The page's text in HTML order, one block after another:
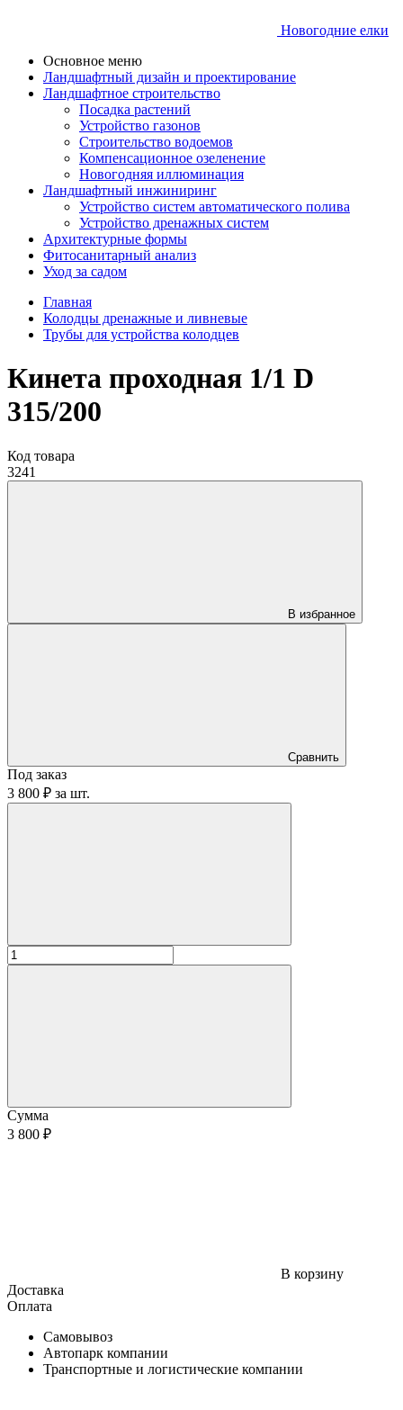
Новогодние елки
Основное меню
Ландшафтный дизайн и проектирование
Ландшафтное строительство
Посадка растений
Устройство газонов
Строительство водоемов
Компенсационное озеленение
Новогодняя иллюминация
Ландшафтный инжиниринг
Устройство систем автоматического полива
Устройство дренажных систем
Aрхитектурные формы
Фитосанитарный анализ
Уход за садом
Главная
Колодцы дренажные и ливневые
Трубы для устройства колодцев
Кинета проходная 1/1 D
315/200
Код товара
3241
В избранное
Сравнить
Под заказ
3 800 ₽ за шт.
Сумма
3 800 ₽
В корзину
Доставка
Оплата
Самовывоз
Автопарк компании
Транспортные и логистические компании